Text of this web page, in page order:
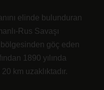
elinde bulunduran
Rus Savaşı
göç eden
1890 yılında
km uzaklıktadır.